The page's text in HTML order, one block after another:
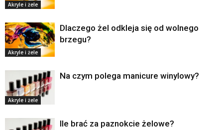
Akryle i żele
Akryle i żele
Dlaczego żel odkleja się od wolnego
brzegu?
Akryle i żele
Na czym polega manicure winylowy?
Ile brać za paznokcie żelowe?